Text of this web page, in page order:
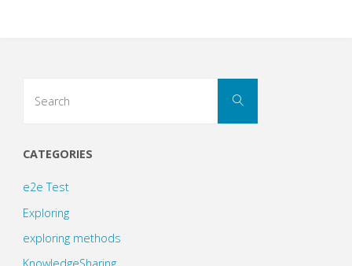
Search
CATEGORIES
e2e Test
Exploring
exploring methods